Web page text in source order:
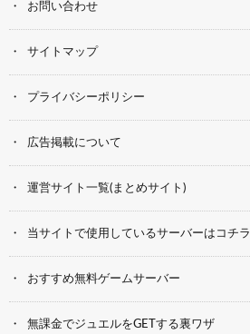
お問い合わせ
サイトマップ
プライバシーポリシー
広告掲載について
運営サイト一覧(まとめサイト)
当サイトで使用しているサーバーはコチラ
おすすめ無料ゲームサーバー
無課金でジュエルをGETする裏ワザ